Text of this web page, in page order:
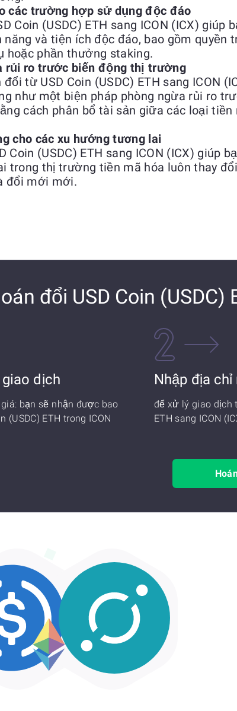
các trường hợp sử dụng độc đáo
Coin (USDC) ETH sang ICON (ICX) giúp
năng và tiện ích độc đáo, bao gồm quyền
hoặc phần thưởng staking.
rủi ro trước biến động thị trường
từ USD Coin (USDC) ETH sang ICON
như một biện pháp phòng ngừa rủi ro
cách phân bổ tài sản giữa các loại tiền
cho các xu hướng tương lai
Coin (USDC) ETH sang ICON (ICX) giúp
trong thị trường tiền mã hóa luôn thay
đổi mới mới.
đổi USD Coin (USDC)
dịch
bạn sẽ nhận được bao
(USDC) ETH trong ICON
Nhập địa
để xử lý giao dịch
ETH sang ICON